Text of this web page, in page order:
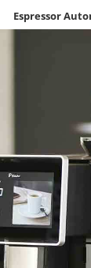
Espressor